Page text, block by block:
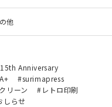
他
Anniversary
surimapress
リーン
レトロ印刷
しらせ